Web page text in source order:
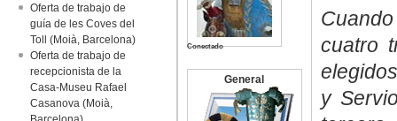
Oferta de trabajo de
guía de les Coves del
Toll (Moià, Barcelona)
Oferta de trabajo de
recepcionista de la
Casa-Museu Rafael
Casanova (Moià,
Conectado
General
cuatro
y